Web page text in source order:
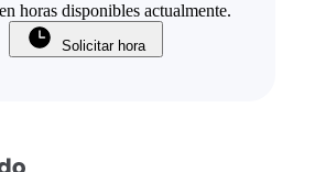
horas disponibles actualmente.
Solicitar hora